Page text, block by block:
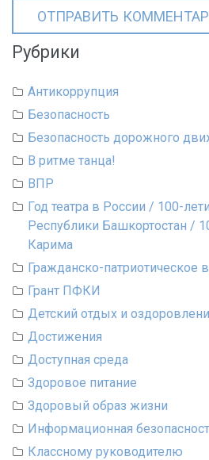
Рубрики
Антикоррупция
Безопасность
Безопасность дорожного
В ритме танца!
ВПР
Год театра в России / 100-
Республики Башкортостан /
Карима
Гражданско-патриотическое
Грант ПФКИ
Детский отдых и
Достижения
Доступная среда
Здоровое питание
Здоровый образ жизни
Информационная
Классному руководителю